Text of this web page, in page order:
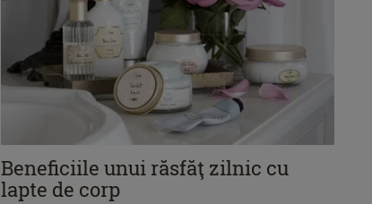
Beneficiile unui răsfăţ zilnic cu
lapte de corp